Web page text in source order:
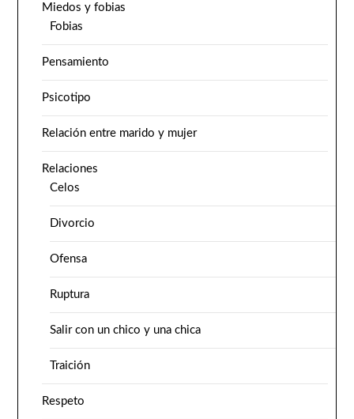
Miedos y fobias
Fobias
Pensamiento
Psicotipo
Relación entre marido y mujer
Relaciones
Celos
Divorcio
Ofensa
Ruptura
Salir con un chico y una chica
Traición
Respeto